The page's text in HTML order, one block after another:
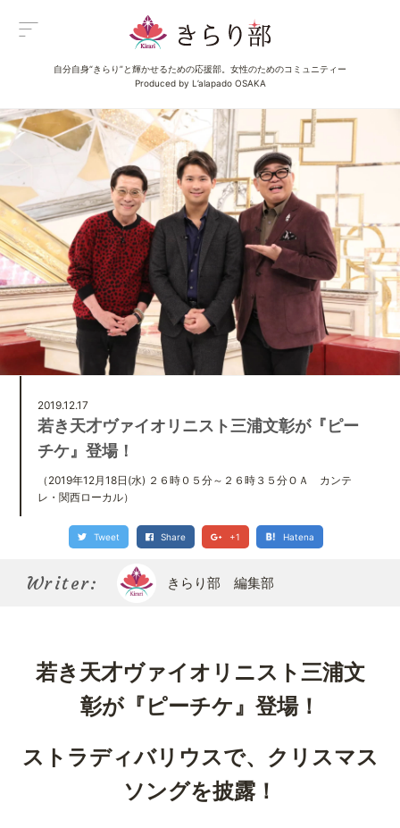
自分自身“きらり”と輝かせるための応援部。女性のためのコミュニティー
Produced by L’alapado OSAKA
2019.12.17
若き天才ヴァイオリニスト三浦文彰が『ピー
チケ』登場！
（2019年12月18日(水) ２６時０５分～２６時３５分ＯＡ カンテ
レ・関西ローカル）
Tweet Share +1 Hatena
Writer: きらり部 編集部
若き天才ヴァイオリニスト三浦文
彰が『ピーチケ』登場！
ストラディバリウスで、クリスマス
ソングを披露！
Menu
All Posts 新着一覧
Category イベント
Category グルメ
Category ビューティ
Category エンタメ
Category ライフ
About us きらり部女子について
Kirari bu